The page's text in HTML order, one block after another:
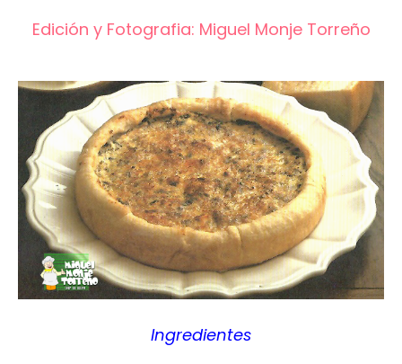
Edición y Fotografia: Miguel Monje Torreño
Ingredientes